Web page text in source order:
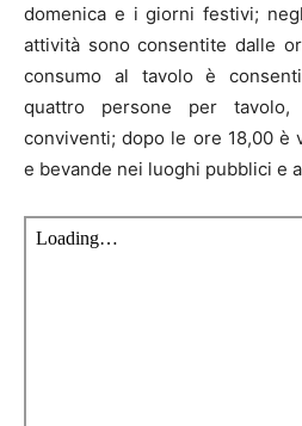
domenica e i giorni festivi;
attività sono consentite dalle
consumo al tavolo è
quattro persone per
conviventi; dopo le ore 18,00 è
e bevande nei luoghi pubblici e